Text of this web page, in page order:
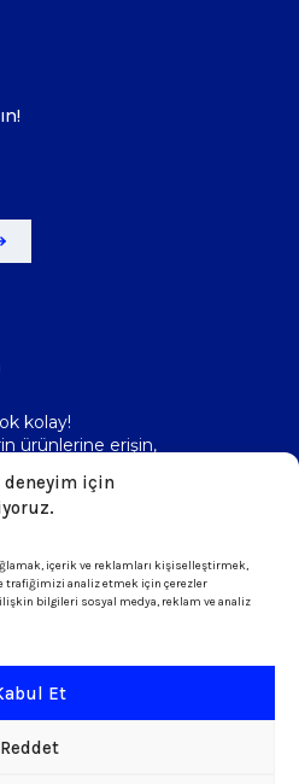
deneyim için
içerik ve reklamları kişiselleştirmek,
trafiğimizi analiz etmek için çerezler
ilişkin bilgileri sosyal medya, reklam ve analiz
Et
Reddet
kolay!
ürünlerine erişin,
Koşullar